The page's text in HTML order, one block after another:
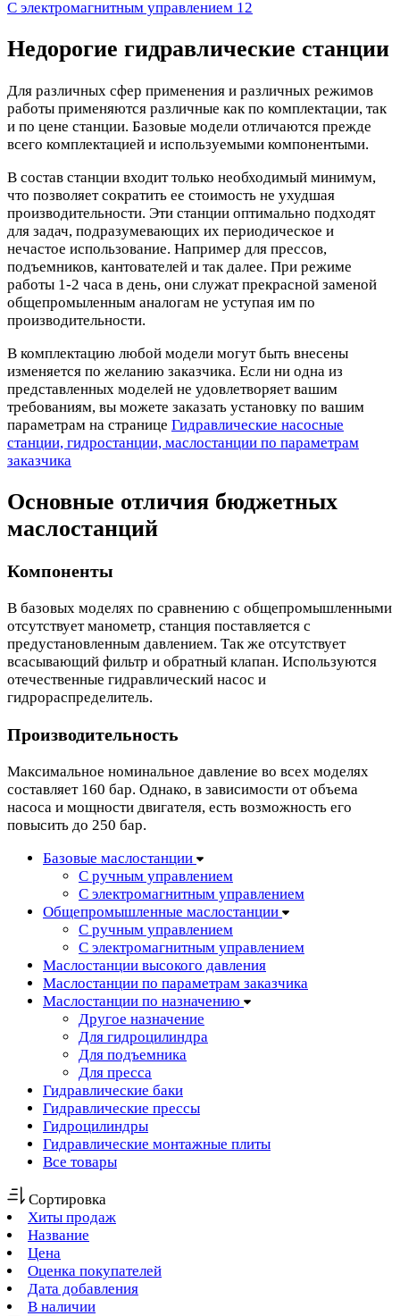
С электромагнитным управлением 12
Недорогие гидравлические станции
Для различных сфер применения и различных режимов
работы применяются различные как по комплектации, так
и по цене станции. Базовые модели отличаются прежде
всего комплектацией и используемыми компонентыми.
В состав станции входит только необходимый минимум,
что позволяет сократить ее стоимость не ухудшая
производительности. Эти станции оптимально подходят
для задач, подразумевающих их периодическое и
нечастое использование. Например для прессов,
подъемников, кантователей и так далее. При режиме
работы 1-2 часа в день, они служат прекрасной заменой
общепромыленным аналогам не уступая им по
производительности.
В комплектацию любой модели могут быть внесены
изменяется по желанию заказчика. Если ни одна из
представленных моделей не удовлетворяет вашим
требованиям, вы можете заказать установку по вашим
параметрам на странице Гидравлические насосные
станции, гидростанции, маслостанции по параметрам
заказчика
Основные отличия бюджетных
маслостанций
Компоненты
В базовых моделях по сравнению с общепромышленными
отсутствует манометр, станция поставляется с
предустановленным давлением. Так же отсутствует
всасывающий фильтр и обратный клапан. Используются
отечественные гидравлический насос и
гидрораспределитель.
Производительность
Максимальное номинальное давление во всех моделях
составляет 160 бар. Однако, в зависимости от объема
насоса и мощности двигателя, есть возможность его
повысить до 250 бар.
Базовые маслостанции
С ручным управлением
С электромагнитным управлением
Общепромышленные маслостанции
С ручным управлением
С электромагнитным управлением
Маслостанции высокого давления
Маслостанции по параметрам заказчика
Маслостанции по назначению
Другое назначение
Для гидроцилиндра
Для подъемника
Для пресса
Гидравлические баки
Гидравлические прессы
Гидроцилиндры
Гидравлические монтажные плиты
Все товары
Сортировка
Хиты продаж
Название
Цена
Оценка покупателей
Дата добавления
В наличии